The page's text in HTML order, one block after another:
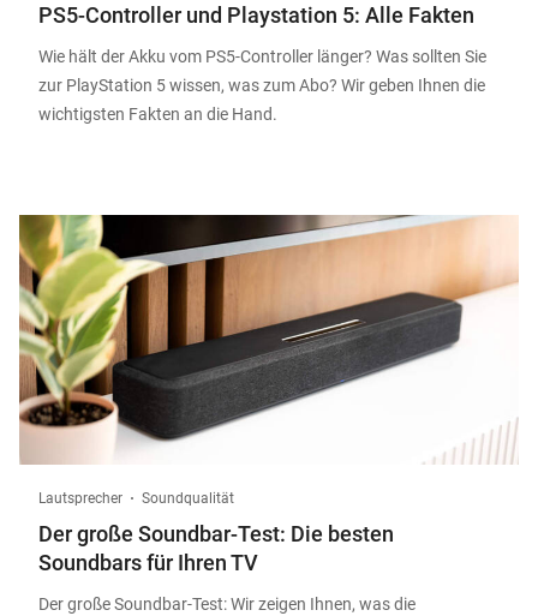
PS5-Controller und Playstation 5: Alle Fakten
Wie hält der Akku vom PS5-Controller länger? Was sollten Sie
zur PlayStation 5 wissen, was zum Abo? Wir geben Ihnen die
wichtigsten Fakten an die Hand.
Lautsprecher Soundqualität
Der große Soundbar-Test: Die besten
Soundbars für Ihren TV
Der große Soundbar-Test: Wir zeigen Ihnen, was die